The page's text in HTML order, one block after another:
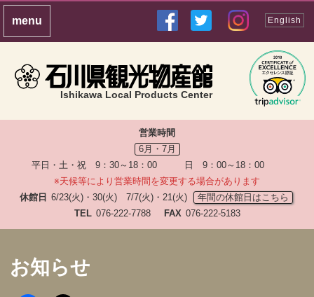
Ishikawa Local Products Center
English
営業時間
6月・7月
平日・土・祝 9：30～18：00 日 9：00～18：00
※天候等により営業時間を変更する場合があります
休館日 6/23(火)・30(火) 7/7(火)・21(火)
年間の休館日はこちら
TEL 076-222-7788 FAX 076-222-5183
お知らせ